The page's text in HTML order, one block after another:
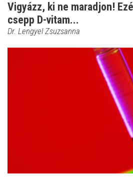
Vigyázz, ki ne maradjon!
csepp D-vitam...
Dr. Lengyel Zsuzsanna